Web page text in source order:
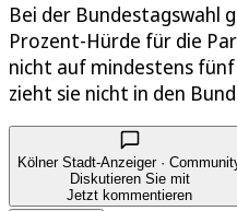
Bei der Bundestagswahl
Prozent-Hürde für die
nicht auf mindestens
zieht sie nicht in den
Kölner Stadt-Anzeiger ·
Diskutieren Sie mit
Jetzt kommentieren